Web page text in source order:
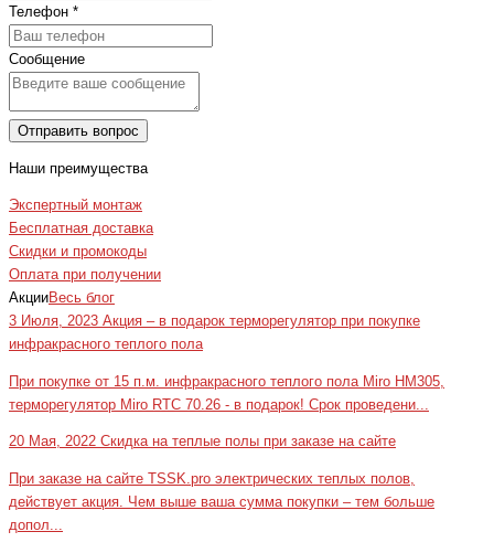
Телефон *
Сообщение
Отправить вопрос
Наши преимущества
Экспертный монтаж
Бесплатная доставка
Скидки и промокоды
Оплата при получении
АкцииВесь блог
3 Июля, 2023 Акция – в подарок терморегулятор при покупке
инфракрасного теплого пола
При покупке от 15 п.м. инфракрасного теплого пола Miro HM305,
терморегулятор Miro RTC 70.26 - в подарок! Срок проведени...
20 Мая, 2022 Скидка на теплые полы при заказе на сайте
При заказе на сайте TSSK.pro электрических теплых полов,
действует акция. Чем выше ваша сумма покупки – тем больше
допол...